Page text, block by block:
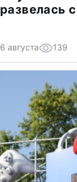
развелась
6 августа 139